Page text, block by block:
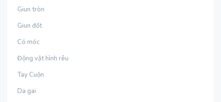
Giun tròn
Giun đốt
Có móc
Động vật hình rêu
Tay Cuộn
Da gai